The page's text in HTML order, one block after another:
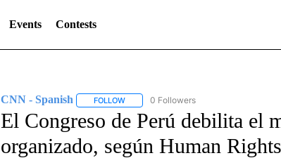
Events Contests
CNN - Spanish FOLLOWFOLLOW "CNN - SPANISH" TO RECEIVE
0 Followers
El Congreso de Perú debilita el
organizado, según Human